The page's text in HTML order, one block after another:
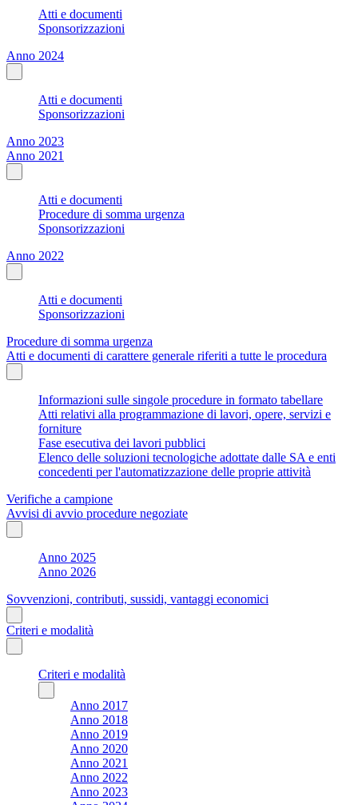
Atti e documenti
Sponsorizzazioni
Anno 2024
Atti e documenti
Sponsorizzazioni
Anno 2023
Anno 2021
Atti e documenti
Procedure di somma urgenza
Sponsorizzazioni
Anno 2022
Atti e documenti
Sponsorizzazioni
Procedure di somma urgenza
Atti e documenti di carattere generale riferiti a tutte le procedura
Informazioni sulle singole procedure in formato tabellare
Atti relativi alla programmazione di lavori, opere, servizi e
forniture
Fase esecutiva dei lavori pubblici
Elenco delle soluzioni tecnologiche adottate dalle SA e enti
concedenti per l'automatizzazione delle proprie attività
Verifiche a campione
Avvisi di avvio procedure negoziate
Anno 2025
Anno 2026
Sovvenzioni, contributi, sussidi, vantaggi economici
Criteri e modalità
Criteri e modalità
Anno 2017
Anno 2018
Anno 2019
Anno 2020
Anno 2021
Anno 2022
Anno 2023